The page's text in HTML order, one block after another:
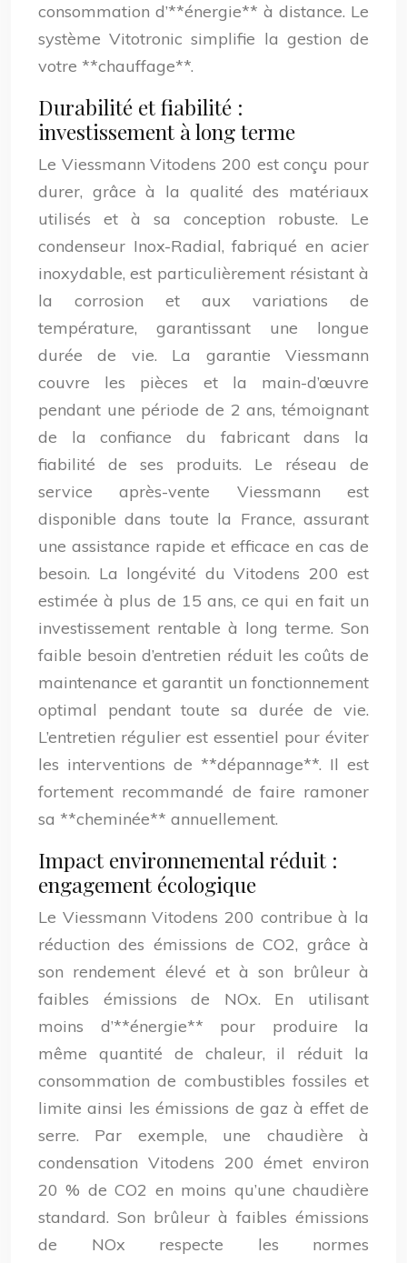
consommation d’**énergie** à distance. Le
système Vitotronic simplifie la gestion de
votre **chauffage**.
Durabilité et fiabilité :
investissement à long terme
Le Viessmann Vitodens 200 est conçu pour
durer, grâce à la qualité des matériaux
utilisés et à sa conception robuste. Le
condenseur Inox-Radial, fabriqué en acier
inoxydable, est particulièrement résistant à
la corrosion et aux variations de
température, garantissant une longue
durée de vie. La garantie Viessmann
couvre les pièces et la main-d’œuvre
pendant une période de 2 ans, témoignant
de la confiance du fabricant dans la
fiabilité de ses produits. Le réseau de
service après-vente Viessmann est
disponible dans toute la France, assurant
une assistance rapide et efficace en cas de
besoin. La longévité du Vitodens 200 est
estimée à plus de 15 ans, ce qui en fait un
investissement rentable à long terme. Son
faible besoin d’entretien réduit les coûts de
maintenance et garantit un fonctionnement
optimal pendant toute sa durée de vie.
L’entretien régulier est essentiel pour éviter
les interventions de **dépannage**. Il est
fortement recommandé de faire ramoner
sa **cheminée** annuellement.
Impact environnemental réduit :
engagement écologique
Le Viessmann Vitodens 200 contribue à la
réduction des émissions de CO2, grâce à
son rendement élevé et à son brûleur à
faibles émissions de NOx. En utilisant
moins d’**énergie** pour produire la
même quantité de chaleur, il réduit la
consommation de combustibles fossiles et
limite ainsi les émissions de gaz à effet de
serre. Par exemple, une chaudière à
condensation Vitodens 200 émet environ
20 % de CO2 en moins qu’une chaudière
standard. Son brûleur à faibles émissions
de NOx respecte les normes